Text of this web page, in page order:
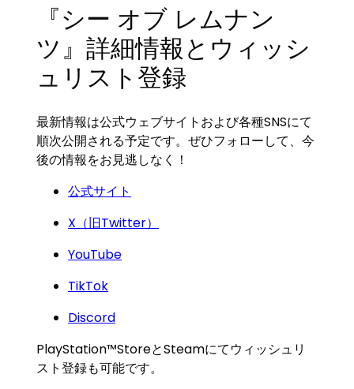
『シー オブ レムナン
ツ』詳細情報とウィッシ
ュリスト登録
最新情報は公式ウェブサイトおよび各種SNSにて
順次公開される予定です。ぜひフォローして、今
後の情報をお見逃しなく！
公式サイト
X（旧Twitter）
YouTube
TikTok
Discord
PlayStation™StoreとSteamにてウィッシュリ
スト登録も可能です。